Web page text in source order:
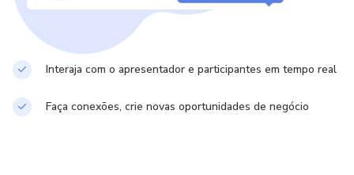
Interaja com o apresentador e participantes em tempo real
Faça conexões, crie novas oportunidades de negócio